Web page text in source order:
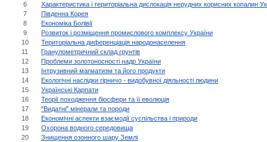
6
Характеристика і територіальна дислокація нерудних корисних копалин
7
Південна Корея
8
Економіка Болівії
9
Розвиток і розміщення промислового комплексу України
10
Територіальна диференціація народонаселення
11
Гранулометричний склад грунтів
12
Проблеми золотоносності надр України
13
Інтрузивний магматизм та його продукти
14
Екологічні наслідки гірничо - видобувної діяльності людини
15
Українські Карпати
16
Теорії походження біосфери та її еволюція
17
"Видатні" мінерали та породи
18
Економічні аспекти взаємодії суспільства і природи
19
Охорона водного середовища
20
Знищення озонного шару Землі